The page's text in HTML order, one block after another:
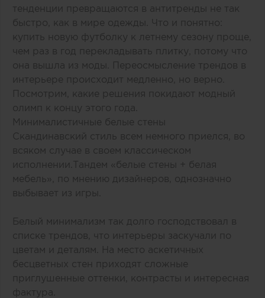
тенденции превращаются в антитренды не так
быстро, как в мире одежды. Что и понятно:
купить новую футболку к летнему сезону проще,
чем раз в год перекладывать плитку, потому что
она вышла из моды. Переосмысление трендов в
интерьере происходит медленно, но верно.
Посмотрим, какие решения покидают модный
олимп к концу этого года.
Минималистичные белые стены
Скандинавский стиль всем немного приелся, во
всяком случае в своем классическом
исполнении.Тандем «белые стены + белая
мебель», по мнению дизайнеров, однозначно
выбывает из игры.
Белый минимализм так долго господствовал в
списке трендов, что интерьеры заскучали по
цветам и деталям. На место аскетичных
бесцветных стен приходят сложные
приглушенные оттенки, контрасты и интересная
фактура.